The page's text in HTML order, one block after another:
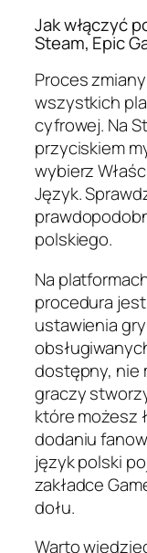
Jak włączyć
Steam, Epic
Proces
wszystkich
cyfrowej. Na
przyciskiem
wybierz
Język.
polskiego.
Na
procedura
ustawienia
dostępny, nie
graczy
które możesz
dodaniu
język polski
zakładce
dołu.
Warto